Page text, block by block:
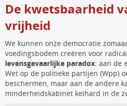
De kwetsbaarheid
vrijheid
We kunnen onze democratie
voedingsbodem creëren voor
levensgevaarlijke paradox: aan de
Wet op de politieke partijen (Wpp)
beschermen, maar aan de andere
minderheidskabinet keihard in de